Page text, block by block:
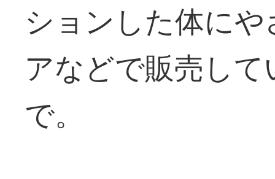
ションした体に
アなどで販売し
で。